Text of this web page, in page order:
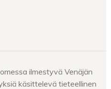
ilmestyvä Venäjän
käsittelevä tieteellinen